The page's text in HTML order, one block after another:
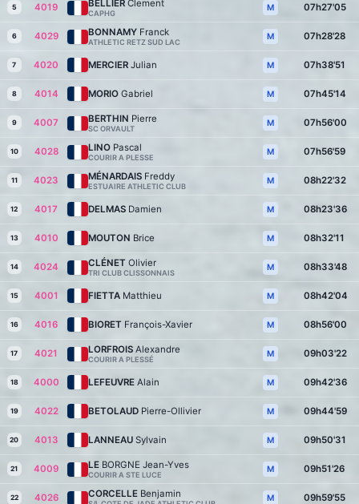
5 4019 BELLIER Clement
CAPHG
M 07h27'05
6 4029 BONNAMY Franck
ATHLETIC RETZ SUD LAC
M 07h28'28
7 4020 MERCIER Julian M 07h38'51
8 4014 MORIO Gabriel M 07h45'14
9 4007 BERTHIN Pierre
SC ORVAULT
M 07h56'00
10 4028 LINO Pascal
COURIR A PLESSE
M 07h56'59
11 4023 MÉNARDAIS Freddy
ESTUAIRE ATHLETIC CLUB
M 08h22'32
12 4017 DELMAS Damien M 08h23'36
13 4010 MOUTON Brice M 08h32'11
14 4024 CLÉNET Olivier
TRI CLUB CLISSONNAIS
M 08h33'48
15 4001 FIETTA Matthieu M 08h42'04
16 4016 BIORET François-Xavier M 08h56'00
17 4021 LORFROIS Alexandre
COURIR A PLESSÉ
M 09h03'22
18 4000 LEFEUVRE Alain M 09h42'36
19 4022 BETOLAUD Pierre-Ollivier M 09h44'59
20 4013 LANNEAU Sylvain M 09h50'31
21 4009 LE BORGNE Jean-Yves
COURIR A STE LUCE
M 09h51'26
22 4026 CORCELLE Benjamin M 09h59'55